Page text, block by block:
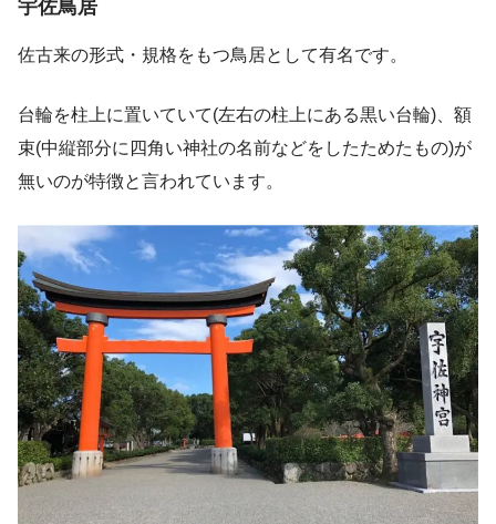
宇佐鳥居
佐古来の形式・規格をもつ鳥居として有名です。
台輪を柱上に置いていて(左右の柱上にある黒い台輪)、額
束(中縦部分に四角い神社の名前などをしたためたもの)が
無いのが特徴と言われています。